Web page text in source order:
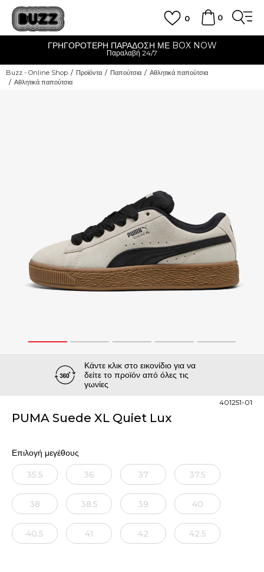
0
0
ΓΡΗΓΟΡΟΤΕΡΗ ΠΑΡΑΔΟΣΗ ΜΕ BOX NOW
Παραλαβή 24/7
Buzz - Online Shop Προϊόντα Παπούτσια
Αθλητικά παπούτσια
Αθλητικά παπούτσια
1 2 3 4 5
Κάντε κλικ στο εικονίδιο για να
δείτε το προϊόν από όλες τις
γωνίες
PUMA Suede XL Quiet Lux
401251-01
Επιλογή μεγέθους
35.5 36 37 37.5
38 38.5 39 40
40.5 41 42 42.5